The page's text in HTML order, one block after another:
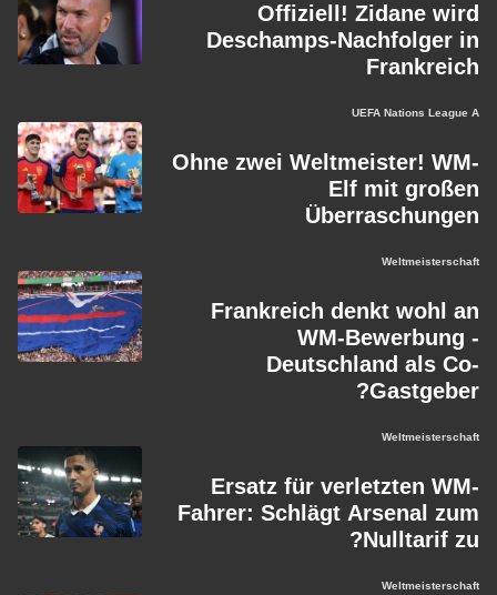
Offiziell! Zidane wird
Deschamps-Nachfolger in
Frankreich
UEFA Nations League A
Ohne zwei Weltmeister! WM-
Elf mit großen
Überraschungen
Weltmeisterschaft
Frankreich denkt wohl an
WM-Bewerbung -
Deutschland als Co-
Gastgeber?
Weltmeisterschaft
Ersatz für verletzten WM-
Fahrer: Schlägt Arsenal zum
Nulltarif zu?
Weltmeisterschaft